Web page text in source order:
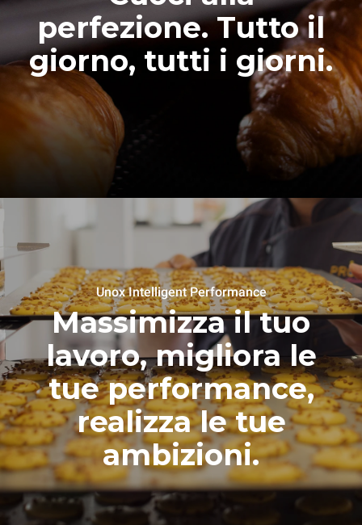
perfezione. Tutto il
giorno, tutti i giorni.
Unox Intelligent Performance
Massimizza il tuo
lavoro, migliora le
tue performance,
realizza le tue
ambizioni.